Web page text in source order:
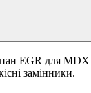
EGR для MDX
замінники.